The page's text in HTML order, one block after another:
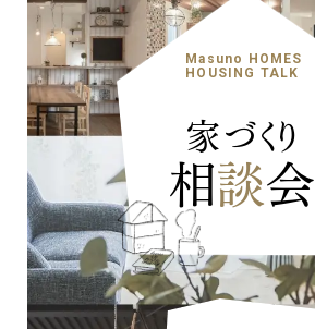
Masuno HOMES
HOUSING TALK
家づくり
相談会